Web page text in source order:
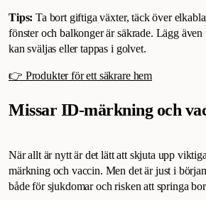
Tips:Ta bort giftiga växter, täck över
fönster och balkonger är säkrade. Lägg även
kan sväljas eller tappas i golvet.
👉 Produkter för ett säkrare hem
Missar ID-märkning och
När allt är nytt är det lätt att skjuta upp
märkning och vaccin. Men det är just i
både för sjukdomar och risken att springa